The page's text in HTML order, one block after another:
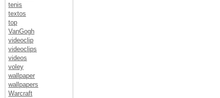
tenis
textos
top
VanGogh
videoclip
videoclips
videos
voley
wallpaper
wallpapers
Warcraft